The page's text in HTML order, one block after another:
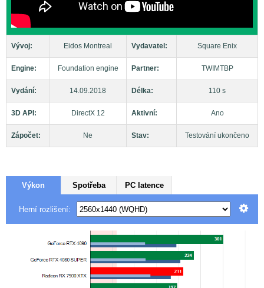
Vývoj: Eidos Montreal Vydavatel: Square Enix
Engine: Foundation engine Partner: TWIMTBP
Vydání: 14.09.2018 Délka: 110 s
3D API: DirectX 12 Aktivní: Ano
Zápočet: Ne Stav: Testování ukončeno
Výkon Spotřeba PC latence
Herní rozlišení: